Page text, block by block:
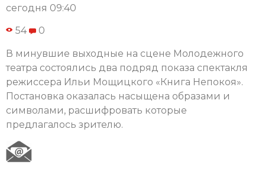
сегодня 09:40
54 0
В минувшие выходные на сцене Молодежного
театра состоялись два подряд показа спектакля
режиссера Ильи Мощицкого «Книга Непокоя».
Постановка оказалась насыщена образами и
символами, расшифровать которые
предлагалось зрителю.